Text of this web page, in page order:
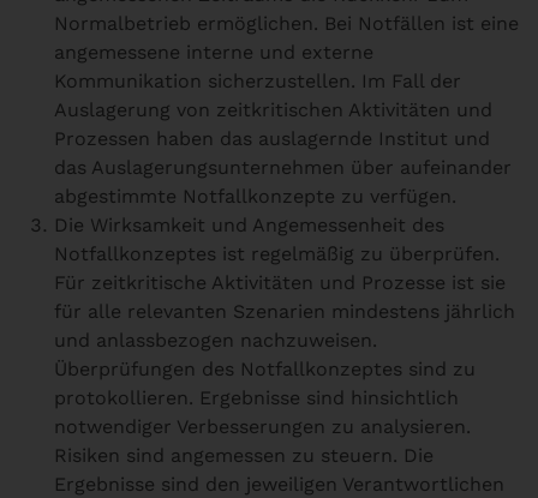
Normalbetrieb ermöglichen. Bei Notfällen ist eine
angemessene interne und externe
Kommunikation sicherzustellen. Im Fall der
Auslagerung von zeitkritischen Aktivitäten und
Prozessen haben das auslagernde Institut und
das Auslagerungsunternehmen über aufeinander
abgestimmte Notfallkonzepte zu verfügen.
Die Wirksamkeit und Angemessenheit des
Notfallkonzeptes ist regelmäßig zu überprüfen.
Für zeitkritische Aktivitäten und Prozesse ist sie
für alle relevanten Szenarien mindestens jährlich
und anlassbezogen nachzuweisen.
Überprüfungen des Notfallkonzeptes sind zu
protokollieren. Ergebnisse sind hinsichtlich
notwendiger Verbesserungen zu analysieren.
Risiken sind angemessen zu steuern. Die
Ergebnisse sind den jeweiligen Verantwortlichen